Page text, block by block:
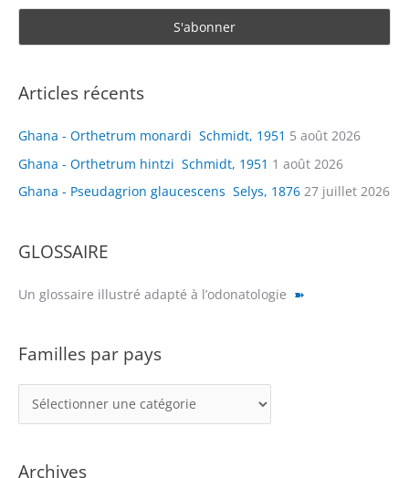
Articles récents
Ghana - Orthetrum monardi Schmidt, 1951 5 août 2026
Ghana - Orthetrum hintzi Schmidt, 1951 1 août 2026
Ghana - Pseudagrion glaucescens Selys, 1876 27 juillet 2026
GLOSSAIRE
Un glossaire illustré adapté à l’odonatologie ➽
Familles par pays
a
iArchives